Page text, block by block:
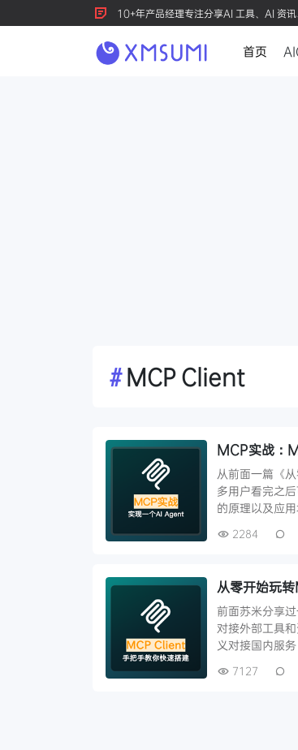
10+年产品经理专注分享AI 工具、AI 资
首页
#MCP Client
MCP实战：
从前面一篇《
多用户看完之
的原理以及应
2284
从零开始玩
前面苏米分享
对接外部工具
义对接国内服
7127